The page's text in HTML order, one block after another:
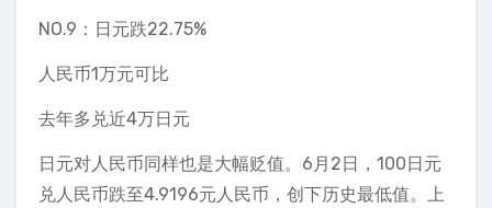
NO.9：日元跌22.75%
人民币1万元可比
去年多兑近4万日元
日元对人民币同样也是大幅贬值。6月2日，100日元
兑人民币跌至4.9196元人民币，创下历史最低值。上